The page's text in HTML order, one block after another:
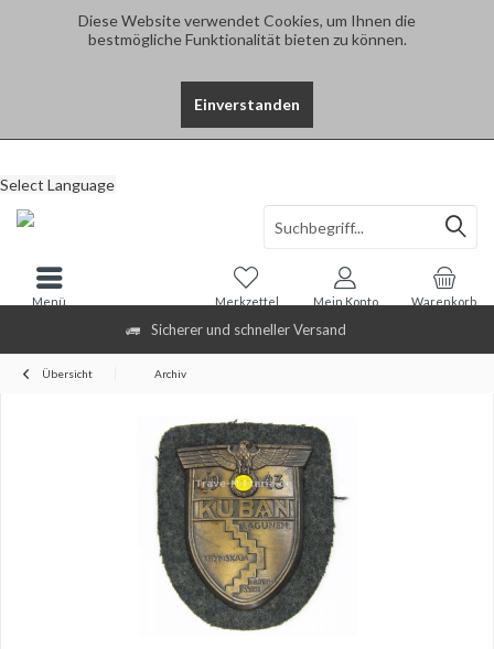
Diese Website verwendet Cookies, um Ihnen die
bestmögliche Funktionalität bieten zu können.
Einverstanden
Sicherer und schneller Versand
Select Language
Warenkorb
Merkzettel Mein Konto
Menü
Übersicht Archiv